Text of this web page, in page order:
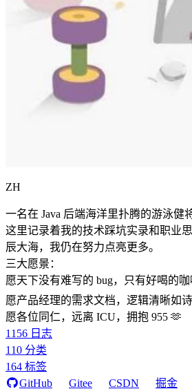
ZH
一名在 Java 后端海洋里扑腾的游泳健
这里记录着我的技术踩坑实录和职业
辰大海，我仍在努力点亮更多。
三大愿景：
愿天下没有难写的 bug，只有好喝的咖
愿产品经理的需求文档，逻辑清晰如诗
愿各位同仁，远离 ICU，拥抱 955 🫶
1156 日志
110 分类
164 标签
GitHub
Gitee CSDN 掘金